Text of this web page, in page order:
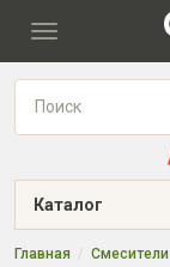
Toggle
Каталог
Главная Смесители